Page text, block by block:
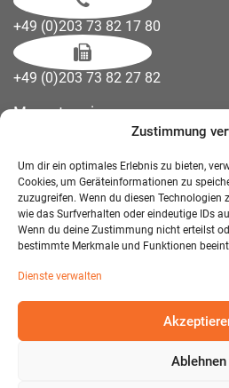
Zustimmung
Um dir ein optimales Erlebnis zu bieten,
Cookies, um Geräteinformationen zu
zuzugreifen. Wenn du diesen Technologien
wie das Surfverhalten oder eindeutige IDs
Wenn du deine Zustimmung nicht erteilst
bestimmte Merkmale und Funktionen
Dienste verwalten
Ablehnen
+49 (0)203 73 82 17 80
+49 (0)203 73 82 27 82
Messetermine
Downloads
Wandelemente
Über uns
Impressum
AGB Mietmöbel
Datenschutzerklärung
© 2026 T-EXO GmbH Mietmöbel